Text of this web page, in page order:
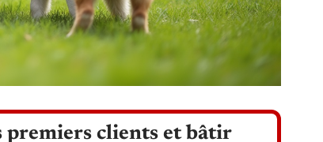
premiers clients et bâtir